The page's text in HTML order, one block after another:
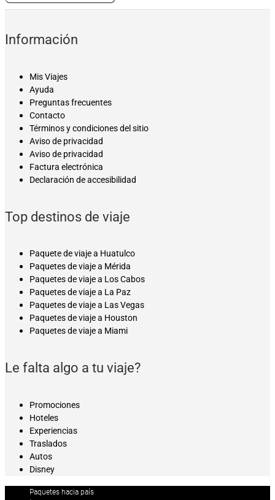
Información
Mis Viajes
Ayuda
Preguntas frecuentes
Contacto
Términos y condiciones del sitio
Aviso de privacidad
Aviso de privacidad
Factura electrónica
Declaración de accesibilidad
Top destinos de viaje
Paquete de viaje a Huatulco
Paquetes de viaje a Mérida
Paquetes de viaje a Los Cabos
Paquetes de viaje a La Paz
Paquetes de viaje a Las Vegas
Paquetes de viaje a Houston
Paquetes de viaje a Miami
Le falta algo a tu viaje?
Promociones
Hoteles
Experiencias
Traslados
Autos
Disney
Paquetes hacia país